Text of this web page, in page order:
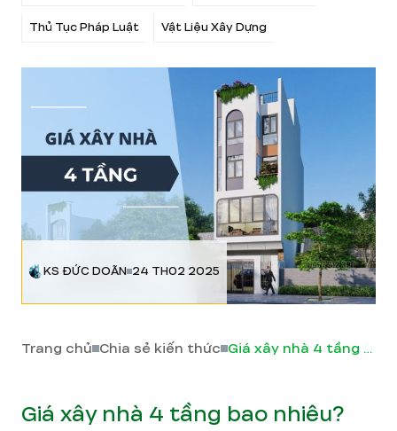
Thủ Tục Pháp Luật Vật Liệu Xây Dựng
KS ĐỨC DOÃN 24 TH02 2025
Trang chủ Chia sẻ kiến thức Giá xây nhà 4 tầng bao nhiêu? Đọc ngay để không bị "hớ" khi xây dựng!
Giá xây nhà 4 tầng bao nhiêu?